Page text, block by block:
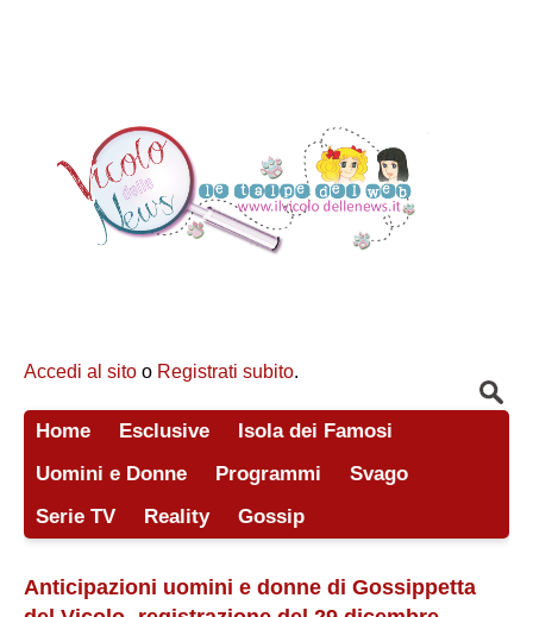
Accedi al sito o Registrati subito.
Home Esclusive
Isola dei Famosi
Uomini e Donne
Programmi
Svago
Serie TV
Reality Gossip
Anticipazioni uomini e donne di Gossippetta